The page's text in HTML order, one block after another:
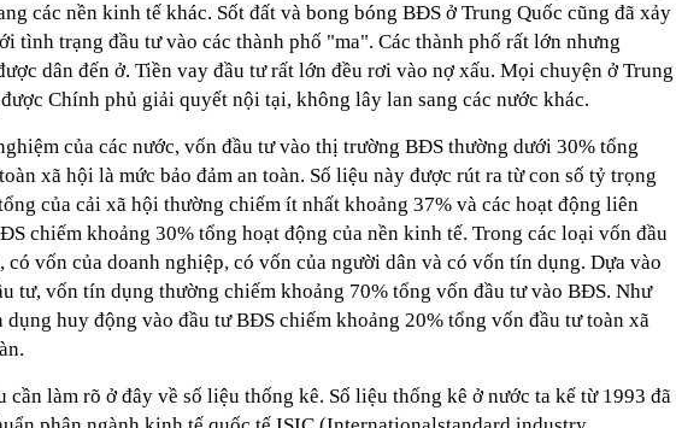
các nền kinh tế khác. Sốt đất và bong bóng BĐS ở Trung Quốc cũng đã xảy
tình trạng đầu tư vào các thành phố "ma". Các thành phố rất lớn nhưng
dân đến ở. Tiền vay đầu tư rất lớn đều rơi vào nợ xấu. Mọi chuyện ở Trung
Chính phủ giải quyết nội tại, không lây lan sang các nước khác.
của các nước, vốn đầu tư vào thị trường BĐS thường dưới 30% tổng
xã hội là mức bảo đảm an toàn. Số liệu này được rút ra từ con số tỷ trọng
của cải xã hội thường chiếm ít nhất khoảng 37% và các hoạt động liên
chiếm khoảng 30% tổng hoạt động của nền kinh tế. Trong các loại vốn đầu
có vốn của doanh nghiệp, có vốn của người dân và có vốn tín dụng. Dựa vào
tư, vốn tín dụng thường chiếm khoảng 70% tổng vốn đầu tư vào BĐS. Như
dụng huy động vào đầu tư BĐS chiếm khoảng 20% tổng vốn đầu tư toàn xã
cần làm rõ ở đây về số liệu thống kê. Số liệu thống kê ở nước ta kể từ 1993 đã